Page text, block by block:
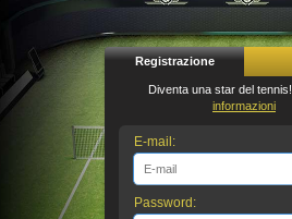
Registrazione
Diventa una star del tennis!
informazioni
E-mail:
Password: